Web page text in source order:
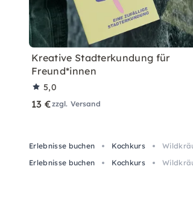
Kreative Stadterkundung für
Freund*innen
5,0
13 €zzgl. Versand
Erlebnisse buchen Kochkurs
Erlebnisse buchen
Kochkurs